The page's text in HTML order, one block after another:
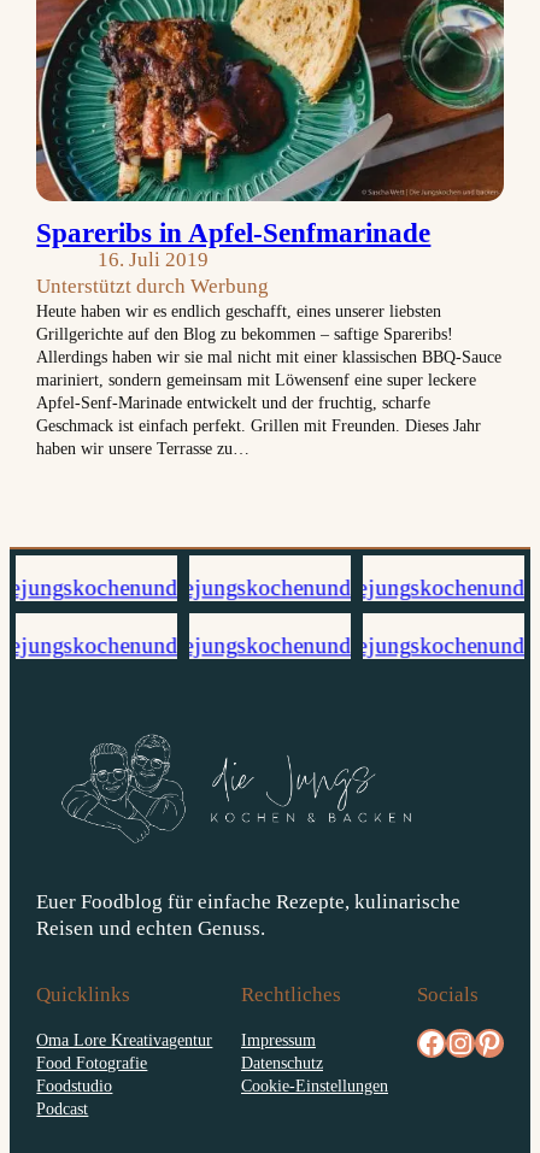
Spareribs in Apfel-Senfmarinade
16. Juli 2019
Unterstützt durch Werbung
Heute haben wir es endlich geschafft, eines unserer liebsten
Grillgerichte auf den Blog zu bekommen – saftige Spareribs!
Allerdings haben wir sie mal nicht mit einer klassischen BBQ-Sauce
mariniert, sondern gemeinsam mit Löwensenf eine super leckere
Apfel-Senf-Marinade entwickelt und der fruchtig, scharfe
Geschmack ist einfach perfekt. Grillen mit Freunden. Dieses Jahr
haben wir unsere Terrasse zu…
Euer Foodblog für einfache Rezepte, kulinarische
Reisen und echten Genuss.
Quicklinks
Oma Lore Kreativagentur
Food Fotografie
Foodstudio
Podcast
Rechtliches
Impressum
Datenschutz
Cookie-Einstellungen
Socials
facebook.com/diejungskochenundbacken Instagrampinterest.com/diejungs